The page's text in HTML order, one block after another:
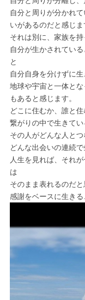
自分と周りが分かれ
いがあるのだと感じま
それは別に、家族を持
自分が生かされてい
と
自分自身を分けずに生
地球や宇宙と一体と
もあると感じます。
どこに住むか、誰と住
繋がりの中で生きてい
その人がどんな人とつ
どんな出会いの連続
人生を見れば、それ
は
そのまま表れるのだと
感謝をベースに生きる